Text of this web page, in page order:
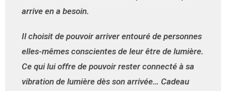
arrive en a besoin.
Il choisit de pouvoir arriver entouré de personnes
elles-mêmes conscientes de leur être de lumière.
Ce qui lui offre de pouvoir rester connecté à sa
vibration de lumière dès son arrivée… Cadeau